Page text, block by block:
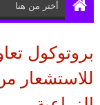
بروتوكول
للاستشعار